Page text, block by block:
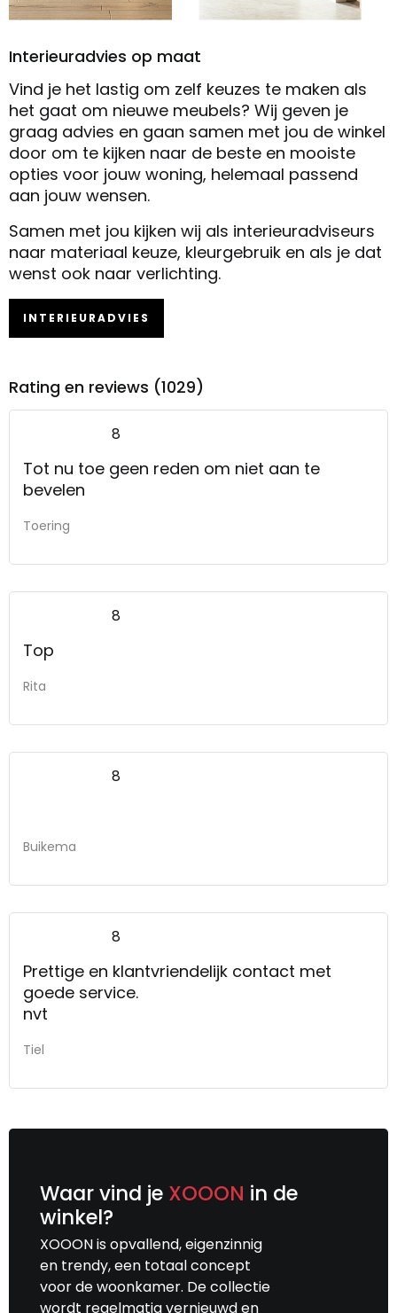
Interieuradvies op maat
Vind je het lastig om zelf keuzes te maken als
het gaat om nieuwe meubels? Wij geven je
graag advies en gaan samen met jou de winkel
door om te kijken naar de beste en mooiste
opties voor jouw woning, helemaal passend
aan jouw wensen.
Samen met jou kijken wij als interieuradviseurs
naar materiaal keuze, kleurgebruik en als je dat
wenst ook naar verlichting.
INTERIEURADVIES
Rating en reviews (1029)
8
Tot nu toe geen reden om niet aan te
bevelen
Toering
8
Top
Rita
8
Buikema
8
Prettige en klantvriendelijk contact met
goede service.
nvt
Tiel
Waar vind je XOOON in de
winkel?
XOOON is opvallend, eigenzinnig
en trendy, een totaal concept
voor de woonkamer. De collectie
wordt regelmatig vernieuwd en